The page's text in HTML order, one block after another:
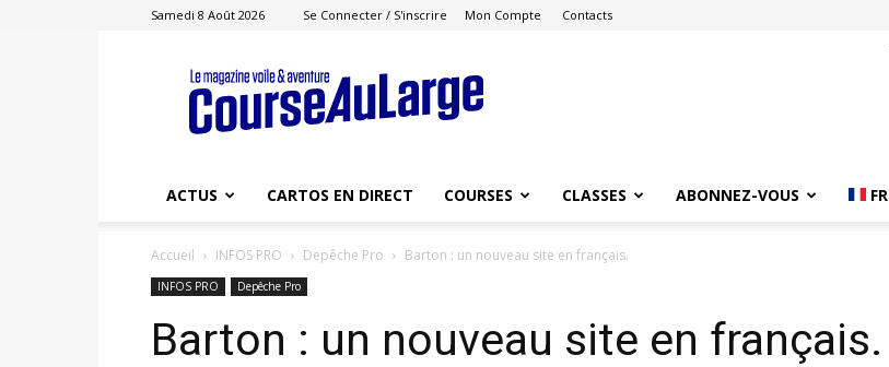
Samedi 8 Août 2026 Se Connecter / S'inscrire Mon Compte Contacts
Course
au
Large
ACTUS CARTOS EN DIRECT COURSES CLASSES ABONNEZ-VOUS FR
Accueil INFOS PRO Depêche Pro Barton : un nouveau site en français.
INFOS PRO Depêche Pro
Barton : un nouveau site en français.